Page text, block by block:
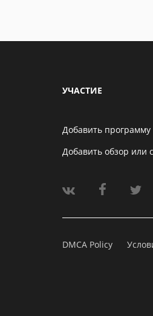
УЧАСТИЕ
Добавить программу
Добавить обзор или
DMCA Policy